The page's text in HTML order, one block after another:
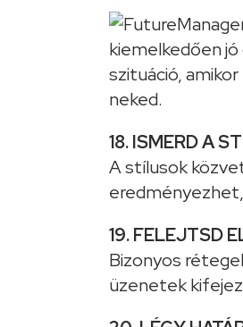
18. ISMERD A
A stílusok
19. FELEJTSD
Bizonyos
üzenetek